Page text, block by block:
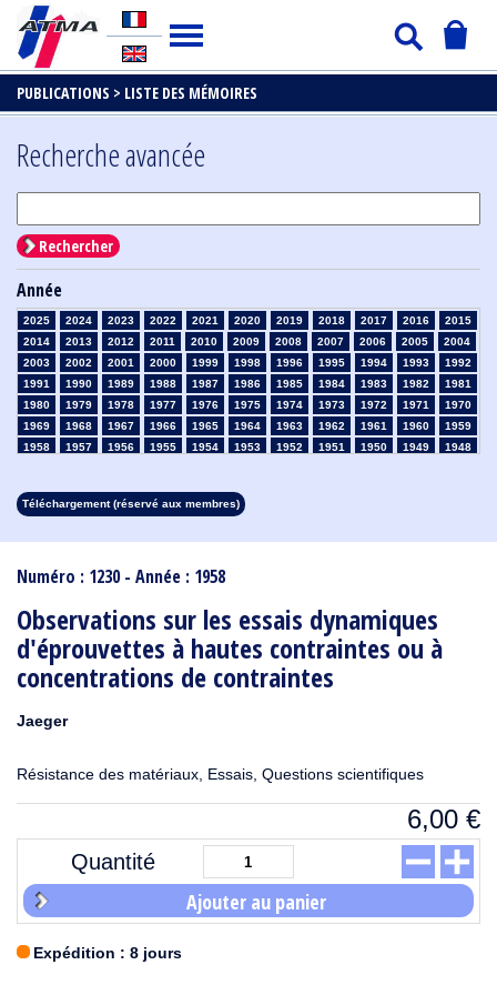
PUBLICATIONS > LISTE DES MÉMOIRES
Numéro : 1230 - Année : 1958
Observations sur les essais dynamiques
d'éprouvettes à hautes contraintes ou à
concentrations de contraintes
Jaeger
Résistance des matériaux, Essais, Questions scientifiques
6,00 €
Quantité
Ajouter au panier
Expédition : 8 jours
Recherche avancée
Rechercher
Année
2025 2024 2023 2022 2021 2020 2019 2018 2017 2016
2015
2014
2013 2012 2011 2010 2009 2008 2007 2006 2005
2004
2003
2002 2001 2000 1999 1998 1996 1995 1994 1993
1992
1991
1990 1989 1988 1987 1986 1985 1984 1983 1982
1981
1980
1979 1978 1977 1976 1975 1974 1973 1972 1971
1970
1969
1968 1967 1966 1965 1964 1963 1962 1961 1960
1959
1958
1957 1956 1955 1954 1953 1952 1951 1950 1949
1948
1913
1912 1911 1910 1909 1908
Téléchargement (réservé aux membres)